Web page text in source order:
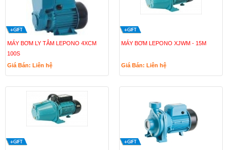
MÁY BƠM LY TÂM LEPONO 4XCM
100S
Giá Bán: Liên hệ
MÁY BƠM LEPONO XJWM - 15M
Giá Bán: Liên hệ